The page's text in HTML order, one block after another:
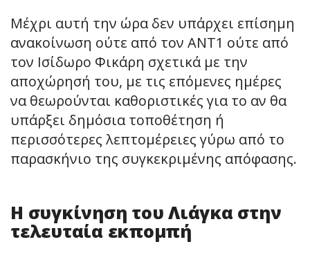
Μέχρι αυτή την ώρα δεν υπάρχει επίσημη
ανακοίνωση ούτε από τον ΑΝΤ1 ούτε από
τον Ισίδωρο Φικάρη σχετικά με την
αποχώρησή του, με τις επόμενες ημέρες
να θεωρούνται καθοριστικές για το αν θα
υπάρξει δημόσια τοποθέτηση ή
περισσότερες λεπτομέρειες γύρω από το
παρασκήνιο της συγκεκριμένης απόφασης.
Η συγκίνηση του Λιάγκα στην
τελευταία εκπομπή